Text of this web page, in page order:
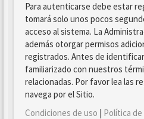
Para autenticarse debe estar
tomará solo unos pocos
acceso al sistema. La
además otorgar permisos
registrados. Antes de
familiarizado con nuestros
relacionadas. Por favor lea las
navega por el Sitio.
Condiciones de uso | Política